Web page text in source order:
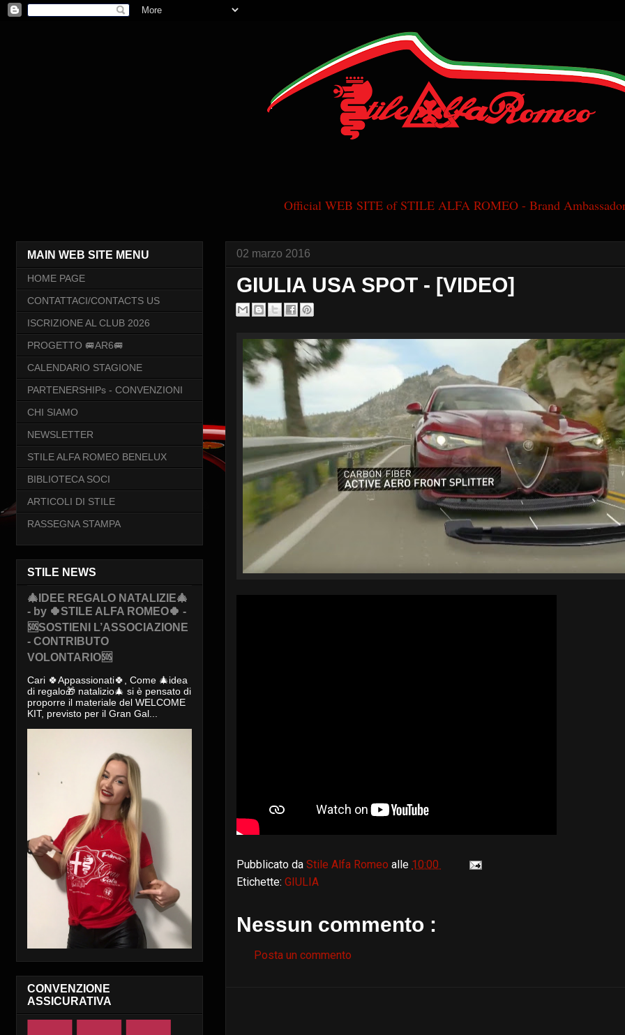
Official WEB SITE of STILE ALFA ROMEO - Brand
02 marzo 2016
GIULIA USA SPOT - [VIDEO]
Pubblicato da Stile Alfa Romeo alle 10:00
Etichette: GIULIA
Nessun commento :
Posta un commento
MAIN WEB SITE MENU
HOME PAGE
CONTATTACI/CONTACTS US
ISCRIZIONE AL CLUB 2026
PROGETTO 🚐AR6🚐
CALENDARIO STAGIONE
PARTENERSHIPs - CONVENZIONI
CHI SIAMO
NEWSLETTER
STILE ALFA ROMEO BENELUX
BIBLIOTECA SOCI
ARTICOLI DI STILE
RASSEGNA STAMPA
STILE NEWS
🎄IDEE REGALO NATALIZIE🎄
- by 🍀STILE ALFA ROMEO🍀 -
🆘SOSTIENI L’ASSOCIAZIONE
- CONTRIBUTO
VOLONTARIO🆘
Cari 🍀Appassionati🍀, Come 🎄idea
di regalo🎁 natalizio🎄 si è pensato di
proporre il materiale del WELCOME
KIT, previsto per il Gran Gal...
CONVENZIONE
ASSICURATIVA